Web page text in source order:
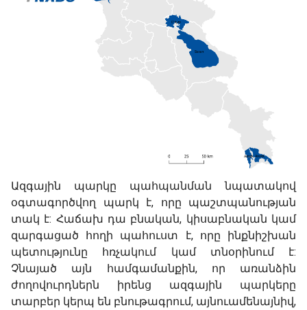
Ազգային պարկը պահպանման նպատակով
օգտագործվող պարկ է, որը պաշտպանության
տակ է: Հաճախ դա բնական, կիսաբնական կամ
զարգացած հողի պահուստ է, որը ինքնիշխան
պետությունը հռչակում կամ տնօրինում է:
Չնայած այն համգամանքին, որ առանձին
ժողովուրդներն իրենց ազգային պարկերը
տարբեր կերպ են բնութագրում, այնուամենայնիվ,